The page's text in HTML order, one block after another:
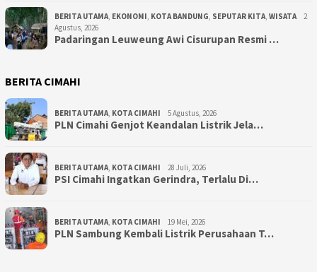
BERITA UTAMA, EKONOMI, KOTA BANDUNG, SEPUTAR KITA, WISATA
2
Agustus, 2026
Padaringan Leuweung Awi Cisurupan Resmi …
BERITA CIMAHI
BERITA UTAMA, KOTA CIMAHI 5 Agustus, 2026
PLN Cimahi Genjot Keandalan Listrik Jela…
BERITA UTAMA, KOTA CIMAHI 28 Juli, 2026
PSI Cimahi Ingatkan Gerindra, Terlalu Di…
BERITA UTAMA, KOTA CIMAHI 19 Mei, 2026
PLN Sambung Kembali Listrik Perusahaan T…